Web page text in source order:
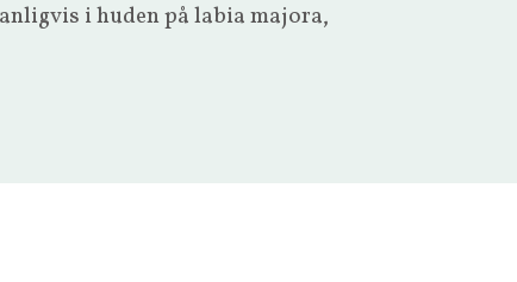
i huden på labia majora,